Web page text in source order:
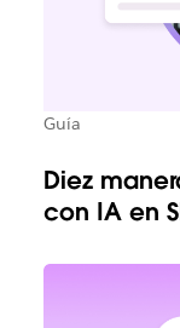
Guía
Diez
con IA en